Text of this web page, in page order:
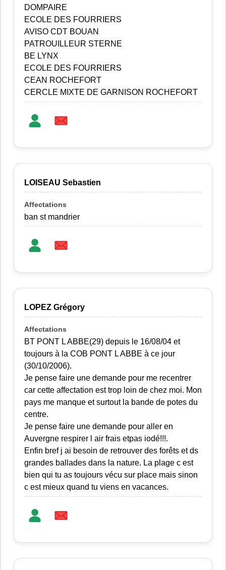
DOMPAIRE
ECOLE DES FOURRIERS
AVISO CDT BOUAN
PATROUILLEUR STERNE
BE LYNX
ECOLE DES FOURRIERS
CEAN ROCHEFORT
CERCLE MIXTE DE GARNISON ROCHEFORT
LOISEAU Sebastien
ban st mandrier
LOPEZ Grégory
BT PONT L ABBE(29) depuis le 16/08/04 et
toujours à la COB PONT L ABBE à ce jour
(30/10/2006).
Je pense faire une demande pour me recentrer
car cette affectation est trop loin de chez moi. Mon
pays me manque et surtout la bande de potes du
centre.
Je pense faire une demande pour aller en
Auvergne respirer l air frais etpas iodé!!!.
Enfin bref j ai besoin de retrouver des forêts et ds
grandes ballades dans la nature. La plage c est
bien qui tu as toujours vécu sur place mais sinon
c est mieux quand tu viens en vacances.